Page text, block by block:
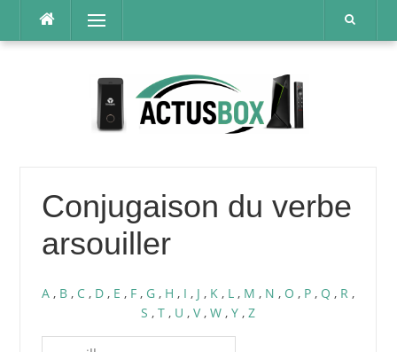
contenu
Menu
Conjugaison du verbe
arsouiller
A , B , C , D , E , F , G , H , I , J , K , L , M , N , O , P , Q , R ,
S , T , U , V, W , Y , Z